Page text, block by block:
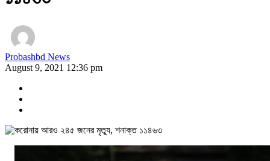
Probashbd News
August 9, 2021 12:36 pm